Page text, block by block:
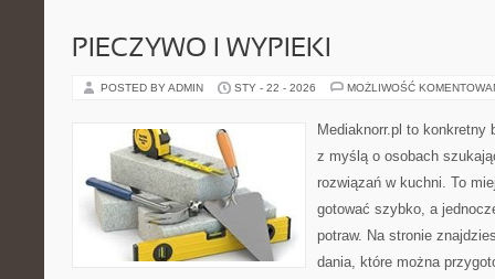
PIECZYWO I WYPIEKI
POSTED BY ADMIN STY - 22 - 2026 MOŻLIWOŚĆ
Mediaknorr.pl to konkretny
z myślą o osobach
rozwiązań w kuchni. To
gotować szybko, a
potraw. Na stronie
dania, które można